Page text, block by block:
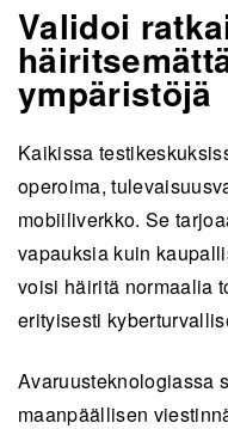
Validoi
ympäristöjä
Kaikissa
operoima,
mobiiliverkko. Se
vapauksia kuin
voisi häiritä normaalia
erityisesti
Avaruusteknologiassa
maanpäällisen